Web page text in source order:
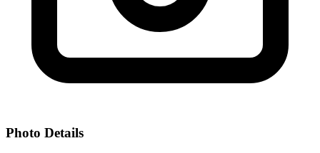
Photo Details